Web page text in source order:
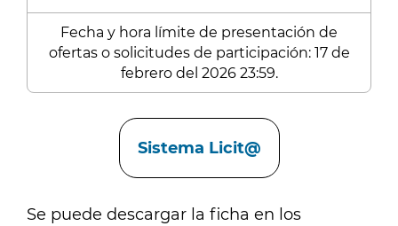
Fecha y hora límite de presentación de
ofertas o solicitudes de participación: 17 de
febrero del 2026 23:59.
Sistema Licit@
Se puede descargar la ficha en los